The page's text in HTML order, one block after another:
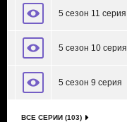
5 сезон 11 серия
5 сезон 10 серия
5 сезон 9 серия
ВСЕ СЕРИИ (103)